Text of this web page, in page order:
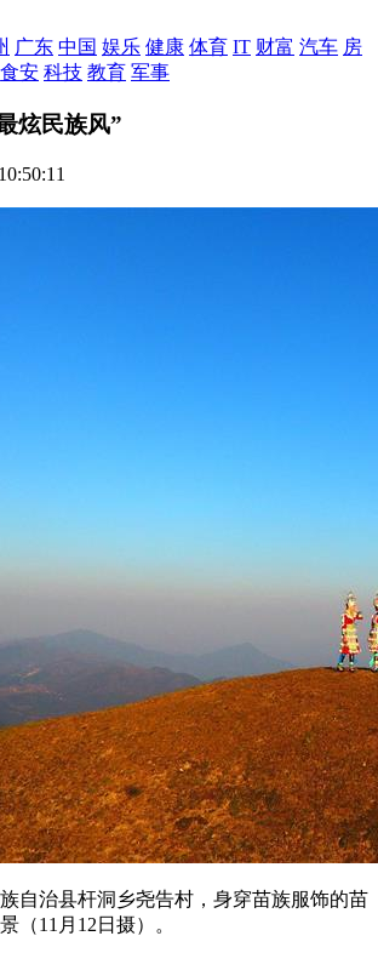
广东 中国 娱乐 健康 体育 IT 财富 汽车 房
食安 科技 教育 军事
炫民族风”
治县杆洞乡尧告村，身穿苗族服饰的苗
（11月12日摄）。